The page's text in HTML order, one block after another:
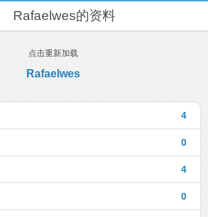
Rafaelwes的资料
点击重新加载
Rafaelwes
4
0
4
0